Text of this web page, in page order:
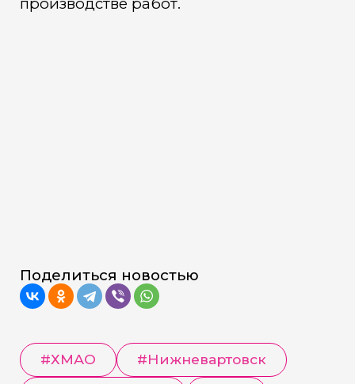
производстве работ.
Поделиться новостью
#ХМАО #Нижневартовск